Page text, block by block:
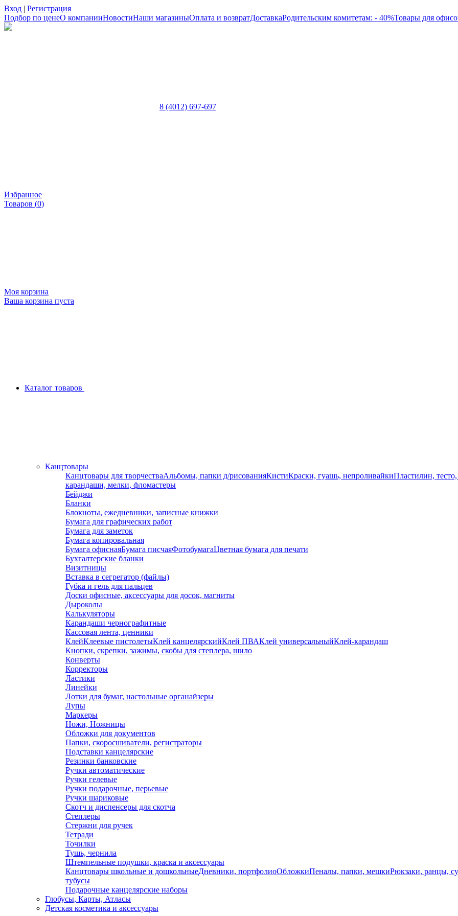
Вход | Регистрация
Подбор по ценеО компанииНовостиНаши магазиныОплата и возвратДоставкаРодительским комитетам: - 40%Товары для
8 (4012) 697-697
Избранное
Товаров (0)
Моя корзина
Ваша корзина пуста
Каталог товаров
Канцтовары
Канцтовары для творчестваАльбомы, папки д/рисованияКистиКраски, гуашь, непроливайкиПластилин,
карандаши, мелки, фломастеры
Бейджи
Бланки
Блокноты, ежедневники, записные книжки
Бумага для графических работ
Бумага для заметок
Бумага копировальная
Бумага офиснаяБумага писчаяФотобумагаЦветная бумага для печати
Бухгалтерские бланки
Визитницы
Вставка в сегрегатор (файлы)
Губка и гель для пальцев
Доски офисные, аксессуары для досок, магниты
Дыроколы
Калькуляторы
Карандаши чернографитные
Кассовая лента, ценники
КлейКлеевые пистолетыКлей канцелярскийКлей ПВАКлей универсальныйКлей-карандаш
Кнопки, скрепки, зажимы, скобы для степлера, шило
Конверты
Корректоры
Ластики
Линейки
Лотки для бумаг, настольные органайзеры
Лупы
Маркеры
Ножи, Ножницы
Обложки для документов
Папки, скоросшиватели, регистраторы
Подставки канцелярские
Резинки банковские
Ручки автоматические
Ручки гелевые
Ручки подарочные, перьевые
Ручки шариковые
Скотч и диспенсеры для скотча
Степлеры
Стержни для ручек
Тетради
Точилки
Тушь, чернила
Штемпельные подушки, краска и аксессуары
Канцтовары школьные и дошкольныеДневники, портфолиоОбложкиПеналы, папки, мешкиРюкзаки, ранцы,
тубусы
Подарочные канцелярские наборы
Глобусы, Карты, Атласы
Детская косметика и аксессуары